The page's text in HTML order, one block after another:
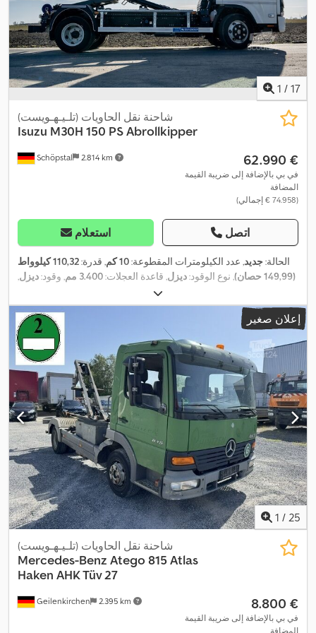
1 / 17
Schöpstal 2.814 km
شاحنة نقل الحاويات (تلـيـهـويست)
Isuzu M30H 150 PS Abrollkipper
‏62.990 €
في بي بالإضافة إلى ضريبة القيمة
المضافة
(‏74.958 € إجمالي)
استعلام اتصل
الحالة:جديد, عدد الكيلومترات المقطوعة:10 كم , قدرة:
110,32 كيلوواط
(149,99 حصان)
, نوع الوقود:ديزل, قاعدة العجلات:3.400 مم , وقود:ديزل,
, لون:أبيض
التروس:ميكانيكي, عدد التروس:4, عدد المقاعد:3, سنة الصنع:2026
,
معدات:أدبلو, بلوتوث, تاريخ خدمة كامل, تسجيل الشاحنة, تكييف الهواء,
توجيه معزز بالطاقة, جهاز تسجيل السرعة (تاكوغراف), قفل مركزي,
كمبيوتر على متن المركبة, مركبة لغير المدخنين, منفذ USB, نظام
التحكم في الجر, نظام التشغيل والإيقاف التلقائي, نظام الفرامل المانعة
للانغلاق (ABS), وسادة هوائية,
إعلان صغير
1 / 25
Geilenkirchen 2.395 km
شاحنة نقل الحاويات (تلـيـهـويست)
Mercedes-Benz Atego 815 Atlas
Haken AHK Tüv 27
‏8.800 €
في بي بالإضافة إلى ضريبة القيمة
المضافة